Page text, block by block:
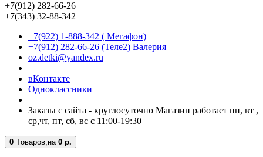
+7(912) 282-66-26
+7(343) 32-88-342
+7(922) 1-888-342 ( Мегафон)
+7(912) 282-66-26 (Теле2) Валерия
oz.detki@yandex.ru
вКонтакте
Одноклассники
Заказы с сайта - круглосуточно Магазин работает пн, вт ,
ср,чт, пт, сб, вс с 11:00-19:30
0 Tоваров,на 0 р.